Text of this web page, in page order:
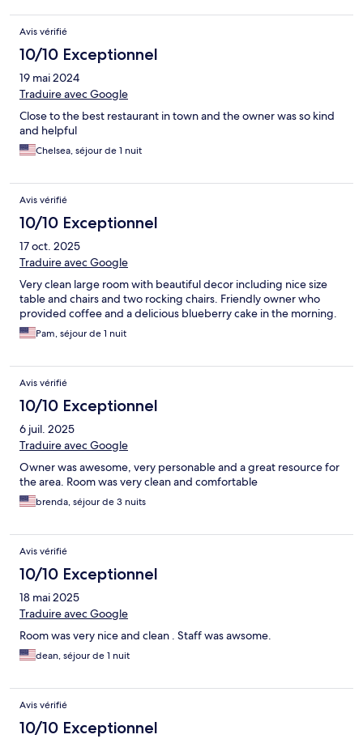
Avis vérifié
10/10 Exceptionnel
19 mai 2024
Traduire avec Google
Close to the best restaurant in town and the owner was so kind
and helpful
Chelsea, séjour de 1 nuit
Avis vérifié
10/10 Exceptionnel
17 oct. 2025
Traduire avec Google
Very clean large room with beautiful decor including nice size
table and chairs and two rocking chairs. Friendly owner who
provided coffee and a delicious blueberry cake in the morning.
Pam, séjour de 1 nuit
Avis vérifié
10/10 Exceptionnel
6 juil. 2025
Traduire avec Google
Owner was awesome, very personable and a great resource for
the area. Room was very clean and comfortable
brenda, séjour de 3 nuits
Avis vérifié
10/10 Exceptionnel
18 mai 2025
Traduire avec Google
Room was very nice and clean . Staff was awsome.
dean, séjour de 1 nuit
Avis vérifié
10/10 Exceptionnel